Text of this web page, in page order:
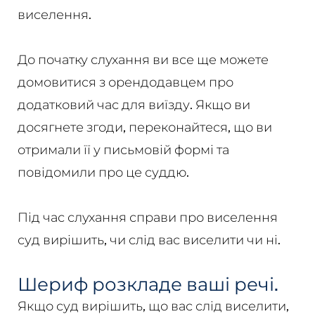
виселення.
До початку слухання ви все ще можете
домовитися з орендодавцем про
додатковий час для виїзду. Якщо ви
досягнете згоди, переконайтеся, що ви
отримали її у письмовій формі та
повідомили про це суддю.
Під час слухання справи про виселення
суд вирішить, чи слід вас виселити чи ні.
Шериф розкладе ваші речі.
Якщо суд вирішить, що вас слід виселити,